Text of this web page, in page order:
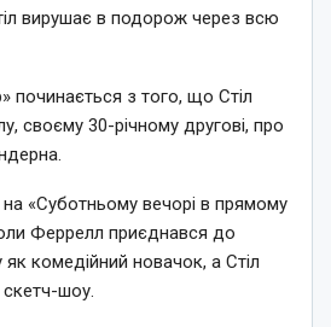
вирушає в подорож через всю
починається з того, що Стіл
своєму 30-річному другові, про
«Суботньому вечорі в прямому
Феррелл приєднався до
комедійний новачок, а Стіл
скетч-шоу.